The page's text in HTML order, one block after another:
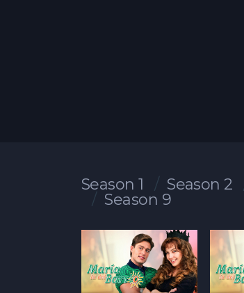
Season 1 Season 2
Season 9